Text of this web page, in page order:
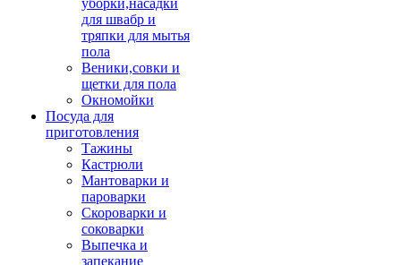
уборки,насадки
для швабр и
тряпки для мытья
пола
Веники,совки и
щетки для пола
Окномойки
Посуда для
приготовления
Тажины
Кастрюли
Мантоварки и
пароварки
Скороварки и
соковарки
Выпечка и
запекание